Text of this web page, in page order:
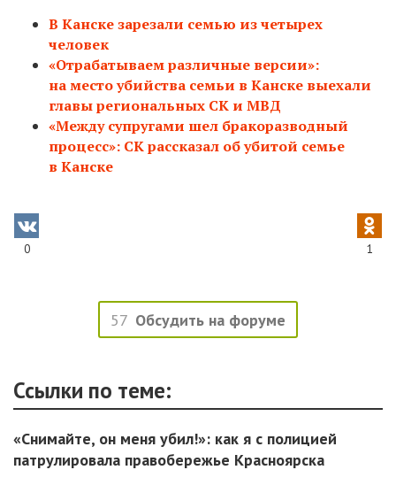
В Канске зарезали семью из четырех
человек
«Отрабатываем различные версии»:
на место убийства семьи в Канске выехали
главы региональных СК и МВД
«Между супругами шел бракоразводный
процесс»: СК рассказал об убитой семье
в Канске
0 1
57 Обсудить на форуме
Ссылки по теме:
«Снимайте, он меня убил!»: как я с полицией
патрулировала правобережье Красноярска